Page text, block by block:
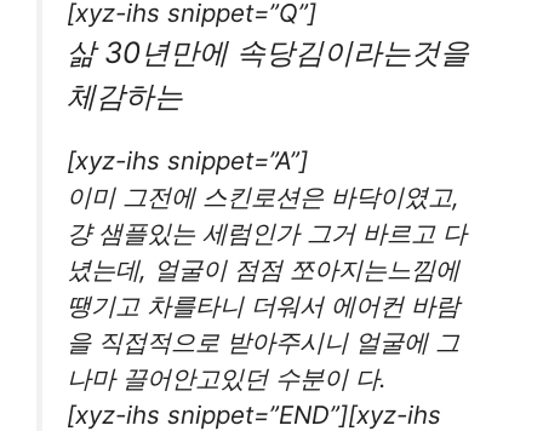
[xyz-ihs snippet=”Q”]
삶 30년만에 속당김이라는것을
체감하는
[xyz-ihs snippet=”A”]
이미 그전에 스킨로션은 바닥이였고,
걍 샘플있는 세럼인가 그거 바르고 다
녔는데, 얼굴이 점점 쪼아지는느낌에
땡기고 차를타니 더워서 에어컨 바람
을 직접적으로 받아주시니 얼굴에 그
나마 끌어안고있던 수분이 다.
[xyz-ihs snippet=”END”][xyz-ihs